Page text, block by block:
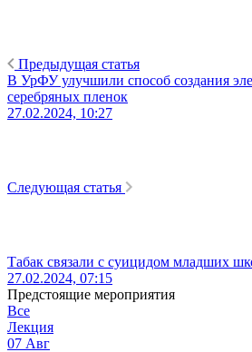
Предыдущая статья
В УрФУ улучшили способ создания
серебряных пленок
27.02.2024, 10:27
Следующая статья
Табак связали с суицидом младших
27.02.2024, 07:15
Предстоящие мероприятия
Все
Лекция
07 Авг